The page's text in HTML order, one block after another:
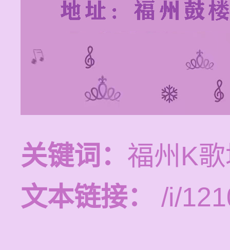
关键词： 福州K
文本链接：
/i/